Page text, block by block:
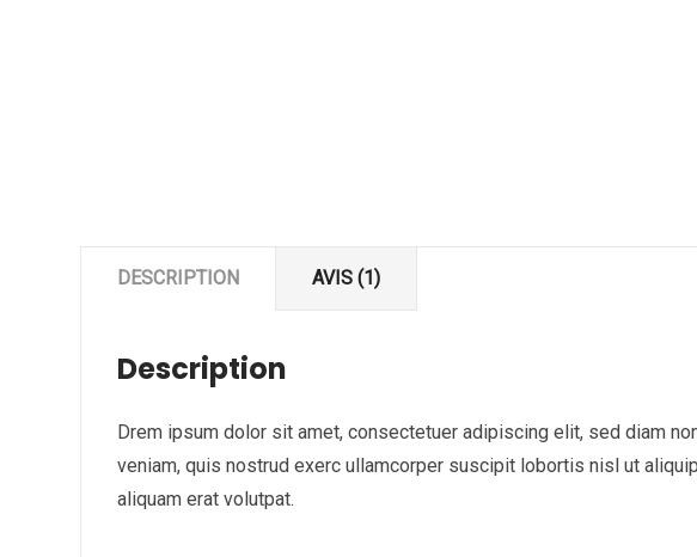
DESCRIPTION AVIS (1)
Description
Drem ipsum dolor sit amet, consectetuer adipiscing elit, sed diam
veniam, quis nostrud exerc ullamcorper suscipit lobortis nisl ut
aliquam erat volutpat.